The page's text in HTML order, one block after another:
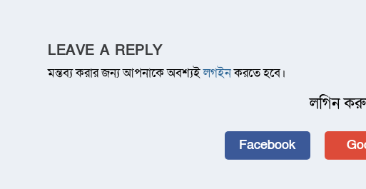
LEAVE A REPLY
মন্তব্য করার জন্য আপনাকে অবশ্যইলগইনকরতে হবে।
লগিন
Facebook